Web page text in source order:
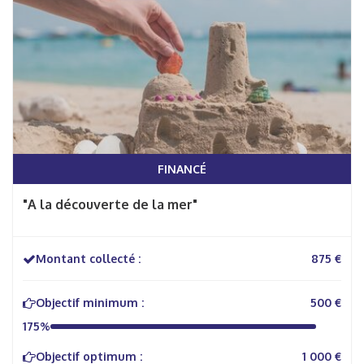
FINANCÉ
"A la découverte de la mer"
Montant collecté : 875 €
Objectif minimum :
500 €
175%
Objectif optimum :
1 000 €